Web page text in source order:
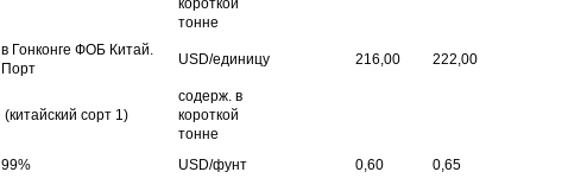
короткой
тонне
в Гонконге ФОБ Китай.
Порт
USD/единицу 216,00 222,00
(китайский сорт 1)
содерж. в
короткой
тонне
99% USD/фунт 0,60 0,65